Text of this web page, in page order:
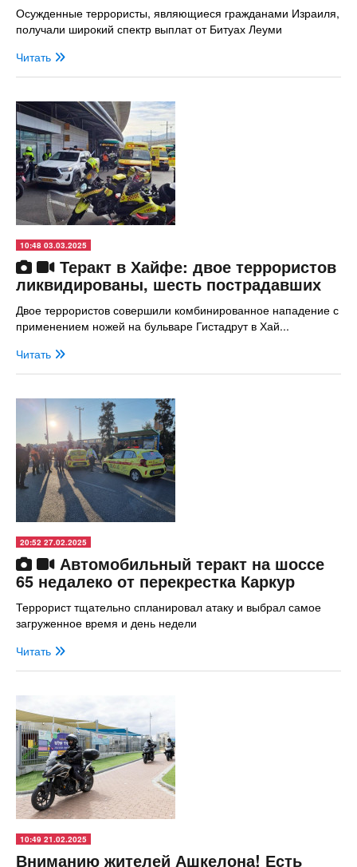
Осужденные террористы, являющиеся гражданами Израиля,
получали широкий спектр выплат от Битуах Леуми
Читать
10:48 03.03.2025
Теракт в Хайфе: двое террористов
ликвидированы, шесть пострадавших
Двое террористов совершили комбинированное нападение с
применением ножей на бульваре Гистадрут в Хай...
Читать
20:52 27.02.2025
Автомобильный теракт на шоссе
65 недалеко от перекрестка Каркур
Террорист тщательно спланировал атаку и выбрал самое
загруженное время и день недели
Читать
10:49 21.02.2025
Вниманию жителей Ашкелона! Есть